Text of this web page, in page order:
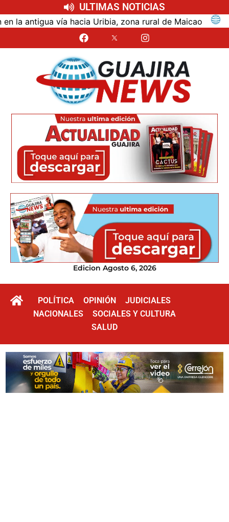
ULTIMAS NOTICIAS
vía hacia Uribia, zona rural de Maicao
Edicion Agosto 6, 2026
POLÍTICA OPINIÓN
JUDICIALES
NACIONALES
SOCIALES Y CULTURA
SALUD